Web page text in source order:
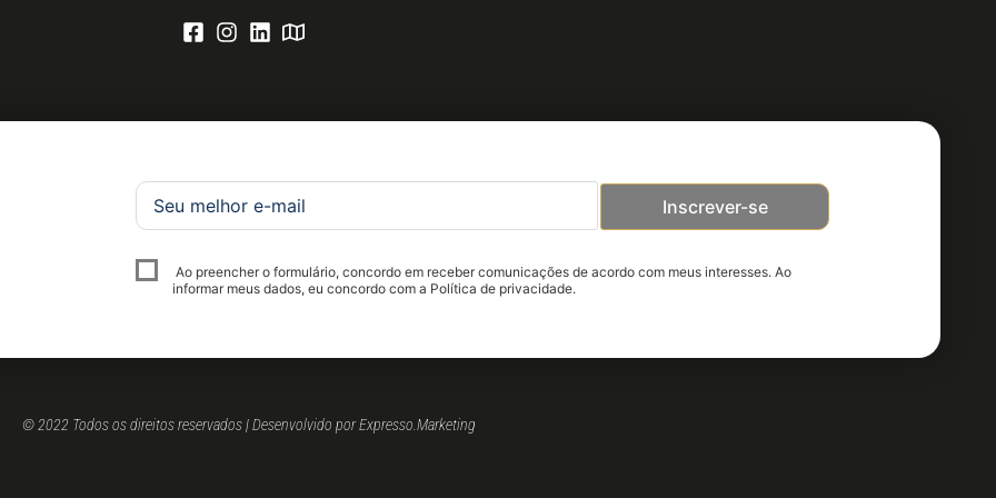
Inscrever-se
Ao preencher o formulário, concordo em receber comunicações de acordo com meus interesses. Ao
informar meus dados, eu concordo com a Política de privacidade.
© 2022 Todos os direitos reservados | Desenvolvido por Expresso.Marketing